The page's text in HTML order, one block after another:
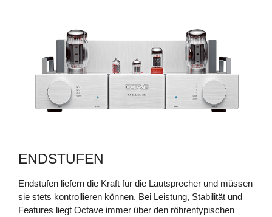
JUBILEE PREAMP SE
ENDSTUFEN
Endstufen liefern die Kraft für die Lautsprecher und müssen
sie stets kontrollieren können. Bei Leistung, Stabilität und
Features liegt Octave immer über den röhrentypischen